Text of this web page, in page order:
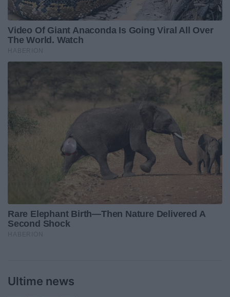
Ultime news